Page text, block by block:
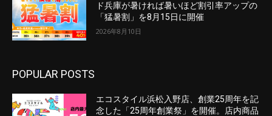
ド兵庫が暑ければ暑いほど割引率アップの
「猛暑割」を8月15日に開催
2026年8月10日
POPULAR POSTS
エコスタイル浜松入野店、創業25周年を記
念した「25周年創業祭」を開催。店内商品